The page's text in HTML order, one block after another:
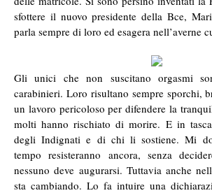
sfottere il nuovo presidente della Bce,
parla sempre di loro ed esagera nell’averne
Gli unici che non suscitano orgasmi
carabinieri. Loro risultano sempre sporchi,
un lavoro pericoloso per difendere la
molti hanno rischiato di morire. E in
degli Indignati e di chi li sostiene. Mi
tempo resisteranno ancora, senza
nessuno deve augurarsi. Tuttavia anche
sta cambiando. Lo fa intuire una